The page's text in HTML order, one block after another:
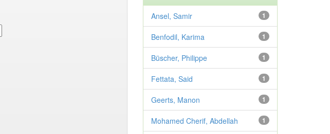
1
Ansel, Samir
1
Benfodil, Karima
1
Büscher, Philippe
1
Fettata, Said
1
Geerts, Manon
1
Mohamed Cherif, Abdellah